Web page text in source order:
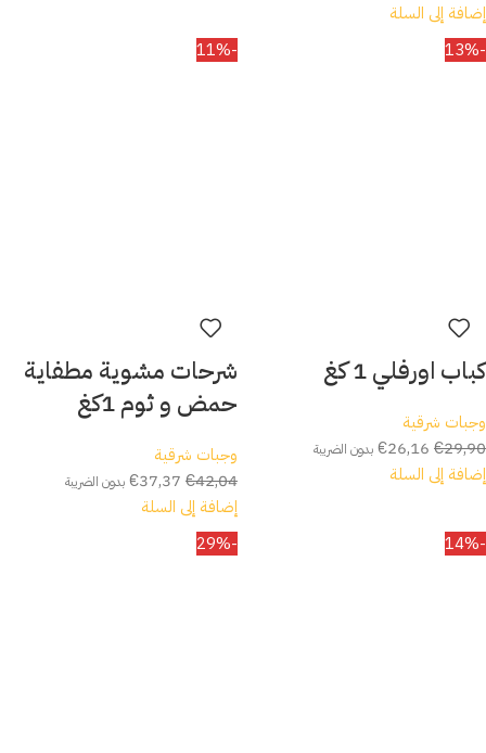
إضافة إلى السلة
-13%
كباب اورفلي 1 كغ
وجبات شرقية
€29,90
€26,16 بدون الضريبة
إضافة إلى السلة
-11%
شرحات مشوية مطفاية
حمض و ثوم 1كغ
وجبات شرقية
€42,04
€37,37 بدون الضريبة
إضافة إلى السلة
-14%
-29%